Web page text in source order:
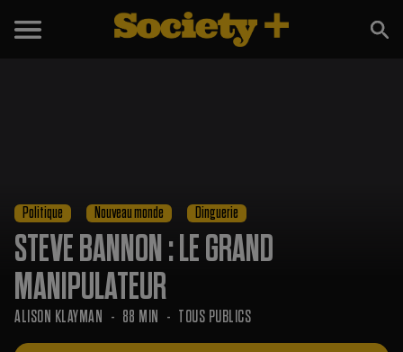
Politique Nouveau monde Dinguerie
STEVE BANNON : LE GRAND
MANIPULATEUR
ALISON KLAYMAN 88 MIN TOUS PUBLICS